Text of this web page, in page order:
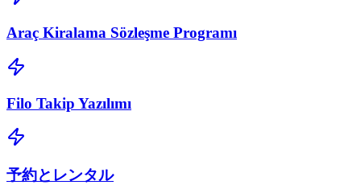
Araç Kiralama Sözleşme Programı
Filo Takip Yazılımı
予約とレンタル